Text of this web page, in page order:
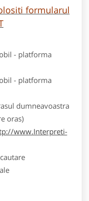
formularul
- platforma
- platforma
dumneavoastra
oras)
www.Interpreti-